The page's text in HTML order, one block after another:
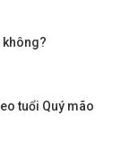
không?
tuổi Quý mão